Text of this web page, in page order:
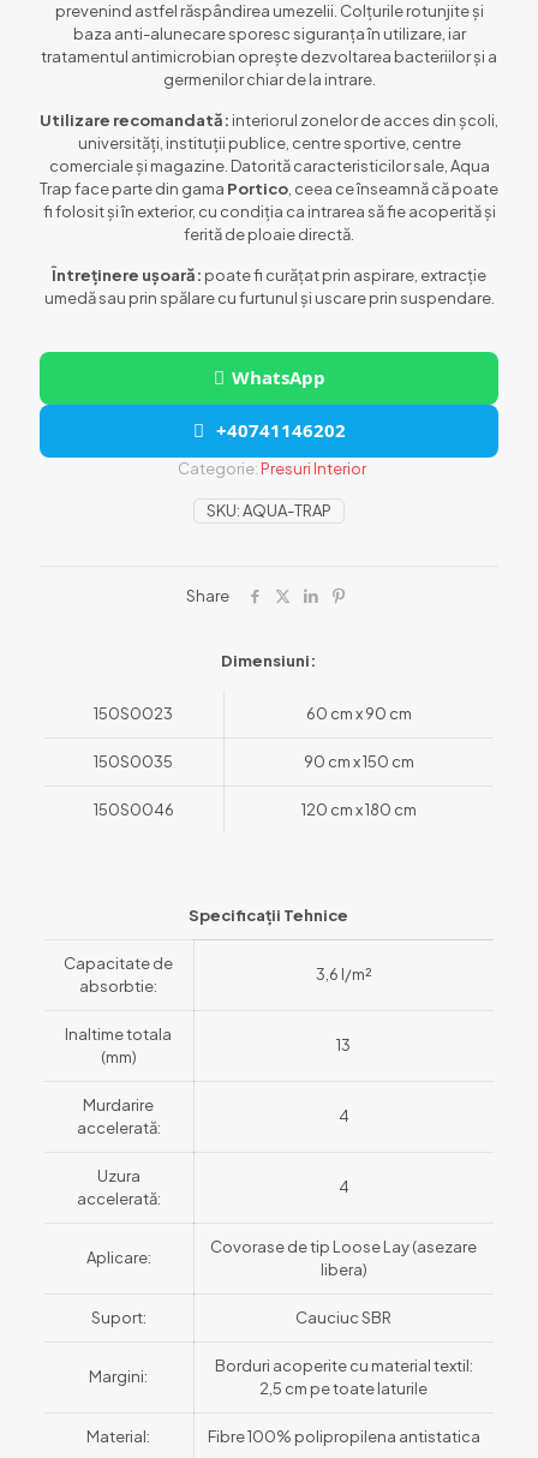
prevenind astfel răspândirea umezelii. Colțurile rotunjite și
baza anti-alunecare sporesc siguranța în utilizare, iar
tratamentul antimicrobian oprește dezvoltarea bacteriilor și a
germenilor chiar de la intrare.
Utilizare recomandată: interiorul zonelor de acces din școli,
universități, instituții publice, centre sportive, centre
comerciale și magazine. Datorită caracteristicilor sale, Aqua
Trap face parte din gama Portico, ceea ce înseamnă că poate
fi folosit și în exterior, cu condiția ca intrarea să fie acoperită și
ferită de ploaie directă.
Întreținere ușoară: poate fi curățat prin aspirare, extracție
umedă sau prin spălare cu furtunul și uscare prin suspendare.
WhatsApp
+40741146202
SKU:AQUA-TRAP
Categorie: Presuri Interior
Share
Dimensiuni:
150S0023 60 cm x 90 cm
150S0035 90 cm x 150 cm
150S0046 120 cm x 180 cm
Specificații Tehnice
Capacitate de
absorbtie:
3,6 l/m²
Inaltime totala
(mm)
13
Murdarire
accelerată:
4
Uzura
accelerată:
4
Aplicare:
Covorase de tip Loose Lay (asezare
libera)
Suport: Cauciuc SBR
Margini:
Borduri acoperite cu material textil:
2,5 cm pe toate laturile
Material: Fibre 100% polipropilena antistatica